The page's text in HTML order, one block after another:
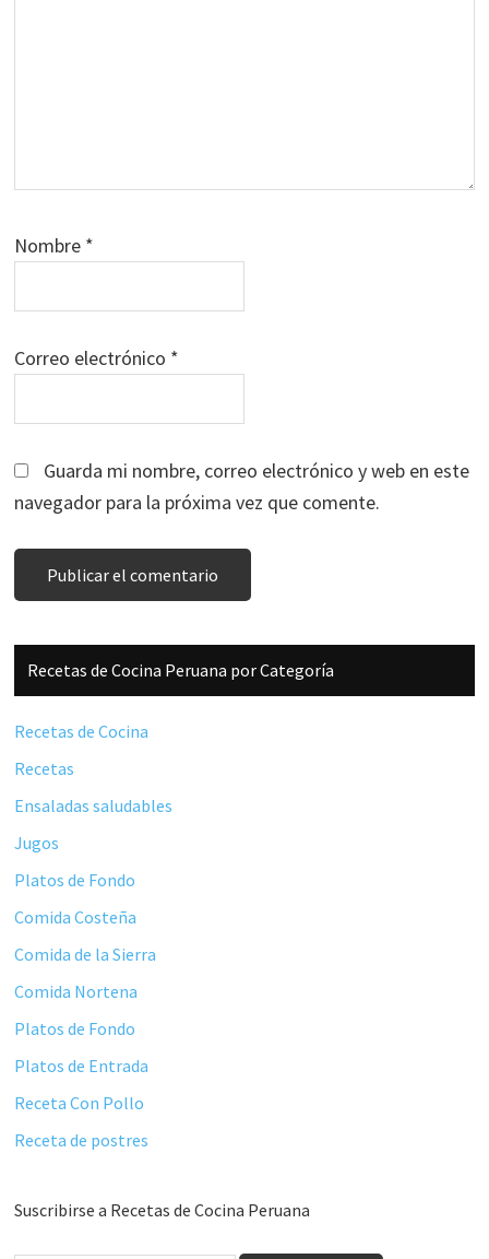
Nombre *
Correo electrónico *
Guarda mi nombre, correo electrónico y web en este
navegador para la próxima vez que comente.
Barra
lateral
principal
Recetas de Cocina Peruana por Categoría
Recetas de Cocina
Recetas
Ensaladas saludables
Jugos
Platos de Fondo
Comida Costeña
Comida de la Sierra
Comida Nortena
Platos de Fondo
Platos de Entrada
Receta Con Pollo
Receta de postres
Suscribirse a Recetas de Cocina Peruana